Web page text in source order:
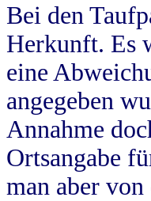
Bei den
Herkunft. Es
eine
angegeben
Annahme
Ortsangabe
man aber